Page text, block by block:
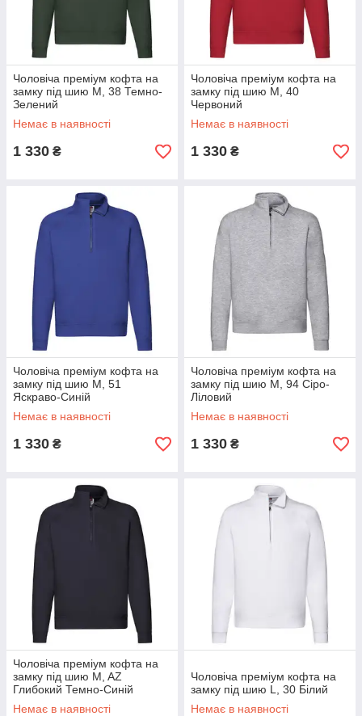
Чоловіча преміум кофта на
замку під шию M, 38 Темно-
Зелений
Немає в наявності
1 330 ₴
Чоловіча преміум кофта на
замку під шию M, 40
Червоний
Немає в наявності
1 330 ₴
Чоловіча преміум кофта на
замку під шию M, 51
Яскраво-Синій
Немає в наявності
1 330 ₴
Чоловіча преміум кофта на
замку під шию M, 94 Сіро-
Ліловий
Немає в наявності
1 330 ₴
Чоловіча преміум кофта на
замку під шию M, AZ
Глибокий Темно-Синій
Немає в наявності
Чоловіча преміум кофта на
замку під шию L, 30 Білий
Немає в наявності